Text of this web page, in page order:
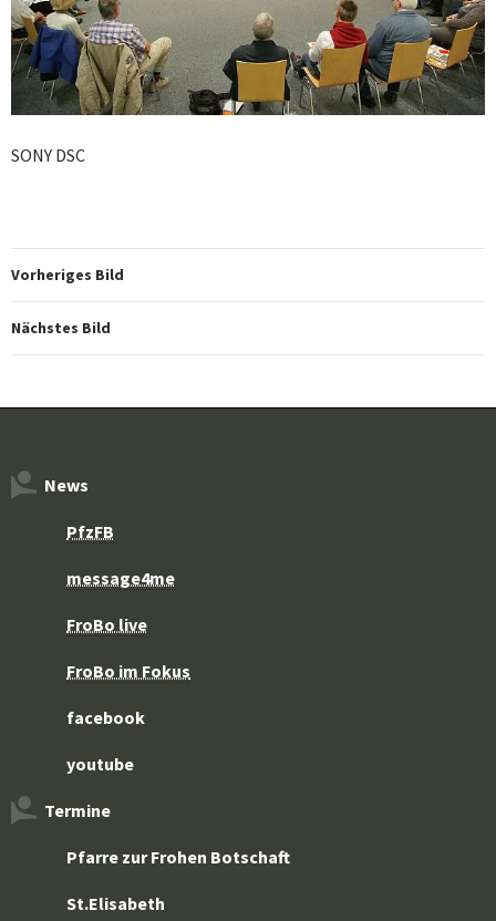
SONY DSC
Vorheriges Bild
Nächstes Bild
News
PfzFB
message4me
FroBo live
FroBo im Fokus
facebook
youtube
Termine
Pfarre zur Frohen Botschaft
St.Elisabeth